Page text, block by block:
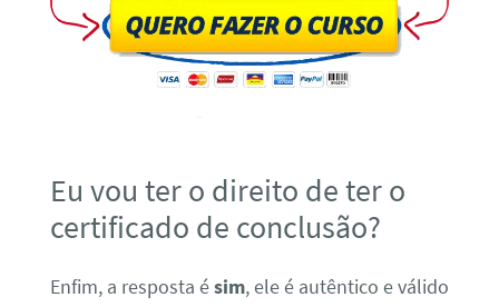
Eu vou ter o direito de ter o
certificado de conclusão?
Enfim, a resposta ésim, ele é autêntico e válido